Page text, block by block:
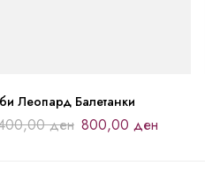
Леопард Балетанки
ден 800,00 ден